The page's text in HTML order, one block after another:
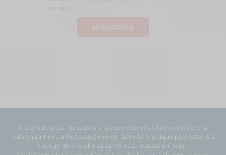
Chez Nutri&Co, nous avons la conviction que l’alimentation , la
micronutrition , la Nutraceutique et l' activité physiquepermettent à
chacun de prendre sa santéet sa beautéen main.